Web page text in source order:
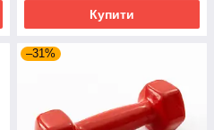
Купити
–31%